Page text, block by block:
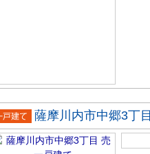
戸建
薩摩川内市中郷3丁目